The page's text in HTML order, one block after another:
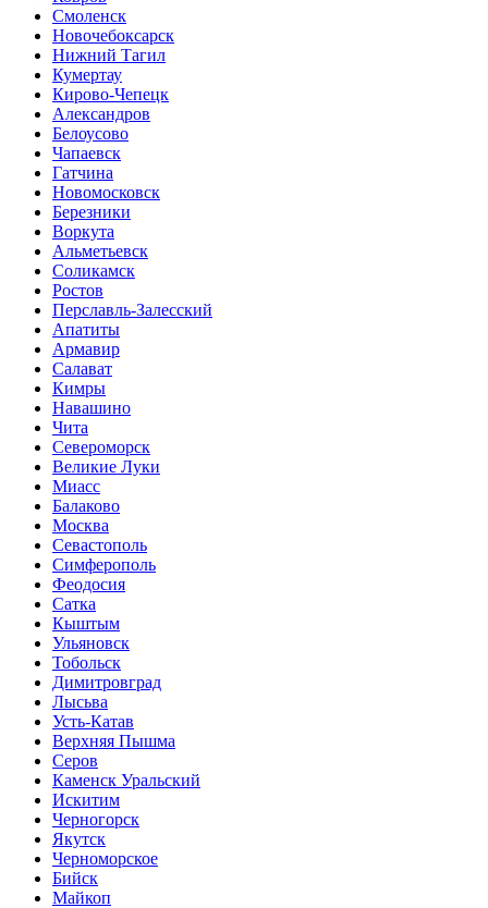
Смоленск
Новочебоксарск
Нижний Тагил
Кумертау
Кирово-Чепецк
Александров
Белоусово
Чапаевск
Гатчина
Новомосковск
Березники
Воркута
Альметьевск
Соликамск
Ростов
Перславль-Залесский
Апатиты
Армавир
Салават
Кимры
Навашино
Чита
Североморск
Великие Луки
Миасс
Балаково
Москва
Севастополь
Симферополь
Феодосия
Сатка
Кыштым
Ульяновск
Тобольск
Димитровград
Лысьва
Усть-Катав
Верхняя Пышма
Серов
Каменск Уральский
Искитим
Черногорск
Якутск
Черноморское
Бийск
Майкоп